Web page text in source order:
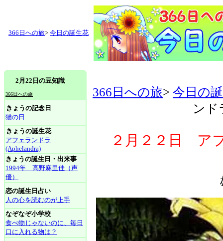
366日への旅> 今日の誕生花
2月22日の豆知識
366日への旅
きょうの記念日
猫の日
きょうの誕生花
アフェランドラ
(Aphelandra)
きょうの誕生日・出来事
1994年 高野麻里佳（声
優）
恋の誕生日占い
人の心を読むのが上手
なぞなぞ小学校
食べ物じゃないのに、毎日
口に入れる物は？
366日への旅> 今日の
ンド
２月２２日 ア